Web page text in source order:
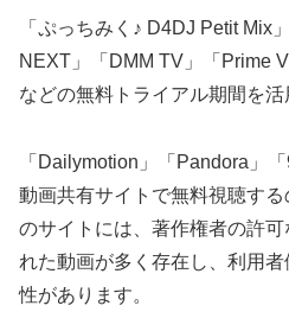
「ぷっちみく♪ D4DJ Petit Mix
NEXT」「DMM TV」「Prime
などの無料トライアル期間を活
「Dailymotion」「Pandora」
動画共有サイトで無料視聴す
のサイトには、著作権者の許
れた動画が多く存在し、利用
性があります。